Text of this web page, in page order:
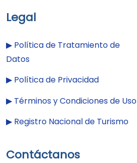
Legal
▶︎ Política de Tratamiento de
Datos
▶︎ Política de Privacidad
▶︎ Términos y Condiciones de Uso
▶︎ Registro Nacional de Turismo
Contáctanos